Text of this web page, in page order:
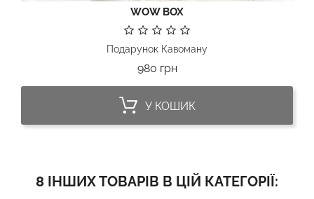
WOW BOX
Подарунок Кавоману
980 грнЦіна
У КОШИК
8 ІНШИХ ТОВАРІВ В ЦІЙ КАТЕГОРІЇ: